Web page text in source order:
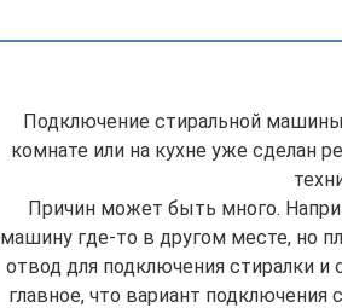
Подключение стиральной
комнате или на кухне уже сделан
Причин может быть много.
машину где-то в другом месте, но
отвод для подключения стиралки и
главное, что вариант